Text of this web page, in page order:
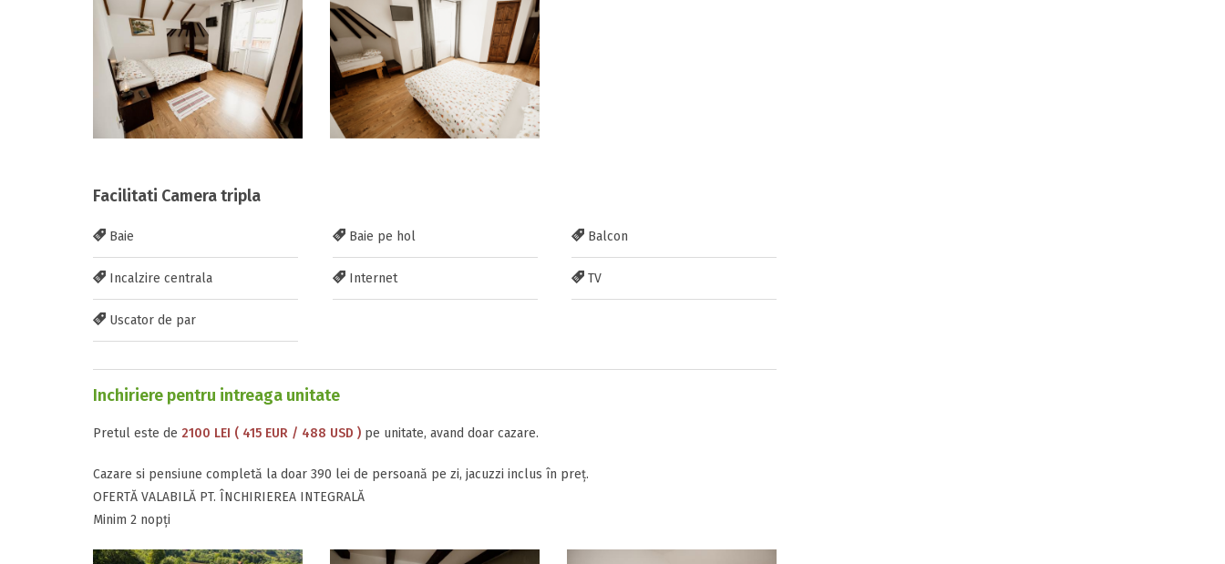
Facilitati Camera tripla
Baie Baie pe hol Balcon
Incalzire centrala Internet TV
Uscator de par
Inchiriere pentru intreaga unitate
Pretul este de 2100 LEI ( 415 EUR / 488 USD ) pe unitate, avand doar cazare.
Cazare si pensiune completă la doar 390 lei de persoană pe zi, jacuzzi inclus în preț.
OFERTĂ VALABILĂ PT. ÎNCHIRIEREA INTEGRALĂ
Minim 2 nopți